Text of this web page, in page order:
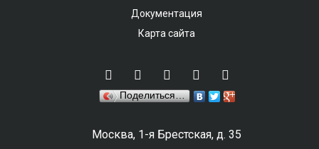
Документация
Карта сайта
Поделиться…
Москва, 1-я Брестская, д. 35